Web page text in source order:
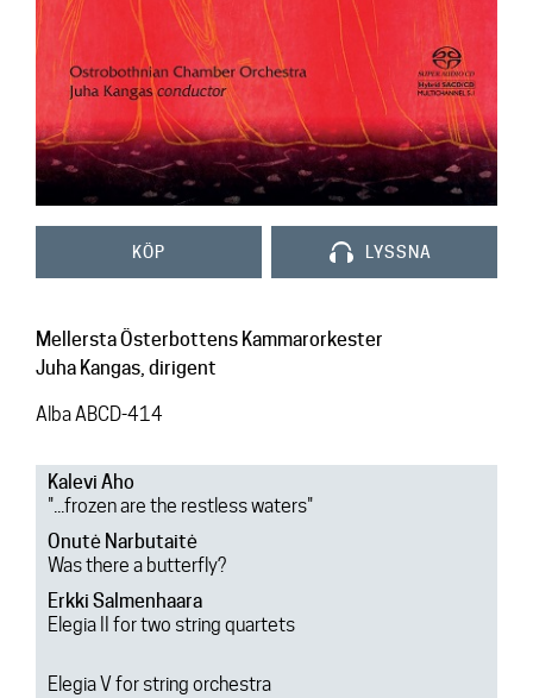
Media
Kontakt
KÖP LYSSNA
Mellersta Österbottens Kammarorkester
Juha Kangas, dirigent
Alba ABCD-414
Kalevi Aho
"...frozen are the restless waters"
Onutė Narbutaitė
Was there a butterfly?
Erkki Salmenhaara
Elegia II for two string quartets
Elegia V for string orchestra